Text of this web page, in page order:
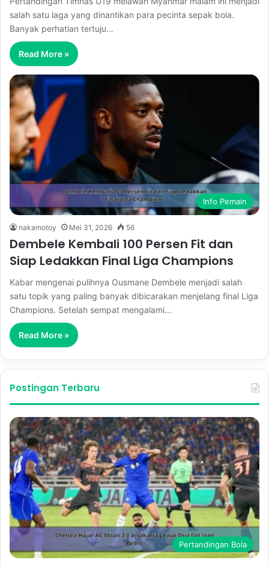
salah satu laga yang dinantikan para pecinta sepak bola.
Banyak perhatian tertuju…
Read More »
Info Pemain
nakamotoy Mei 31, 2026 56
Dembele Kembali 100 Persen Fit dan
Siap Ledakkan Final Liga Champions
Kabar mengenai pulihnya Ousmane Dembele menjadi salah
satu topik yang paling banyak dibicarakan menjelang final Liga
Champions. Setelah sempat mengalami…
Read More »
Postingan Terbaru
Pertandingan Bola